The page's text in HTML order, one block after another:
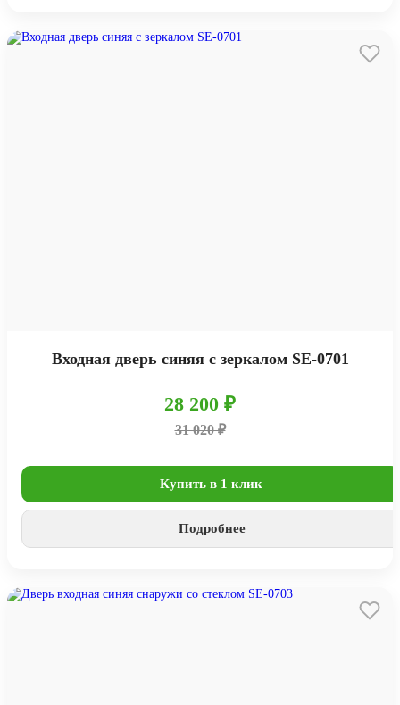
Входная дверь синяя с зеркалом SE-0701
28 200 ₽
31 020 ₽
Купить в 1 клик
Подробнее